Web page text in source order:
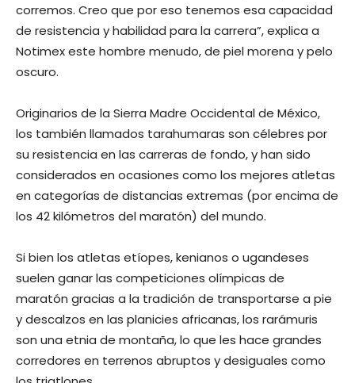
corremos. Creo que por eso tenemos esa capacidad
de resistencia y habilidad para la carrera”, explica a
Notimex este hombre menudo, de piel morena y pelo
oscuro.
Originarios de la Sierra Madre Occidental de México,
los también llamados tarahumaras son célebres por
su resistencia en las carreras de fondo, y han sido
considerados en ocasiones como los mejores atletas
en categorías de distancias extremas (por encima de
los 42 kilómetros del maratón) del mundo.
Si bien los atletas etíopes, kenianos o ugandeses
suelen ganar las competiciones olímpicas de
maratón gracias a la tradición de transportarse a pie
y descalzos en las planicies africanas, los rarámuris
son una etnia de montaña, lo que les hace grandes
corredores en terrenos abruptos y desiguales como